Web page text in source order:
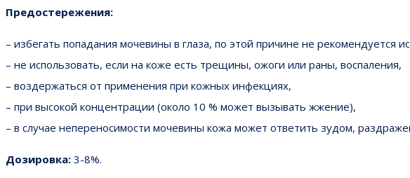
Предостережения:
– избегать попадания мочевины в глаза, по этой причине не рекомендуется
– не использовать, если на коже есть трещины, ожоги или раны, воспаления,
– воздержаться от применения при кожных инфекциях,
– при высокой концентрации (около 10 % может вызывать жжение),
– в случае непереносимости мочевины кожа может ответить зудом,
Дозировка: 3-8%.